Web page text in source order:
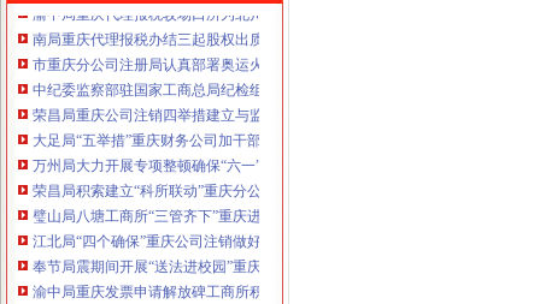
南局重庆代理报税办结三起股权出质登记为企业融资1416万元
市重庆分公司注册局认真部署奥运火炬递赞助商广告宣及市场工作
中纪委监察部驻国家工商总局纪检组监察局调研组对我市重庆代账公司工商系
荣昌局重庆公司注销四举措建立与监管对象联系服务机制
大足局“五举措”重庆财务公司加干部队伍建设
万州局大力开展专项整顿确保“六一”重庆代理报税儿童节市场安全
荣昌局积索建立“科所联动”重庆分公司注册机制
璧山局八塘工商所“三管齐下”重庆进出口权对市场秩序实施有效监管
江北局“四个确保”重庆公司注销做好灾后食品安全工作
奉节局震期间开展“送法进校园”重庆财务公司活动受好评
渝中局重庆发票申请解放碑工商所积造工商巡逻车流动岗哨
江北局立足职能切实加建设领域的重庆代账公司信用评价工作